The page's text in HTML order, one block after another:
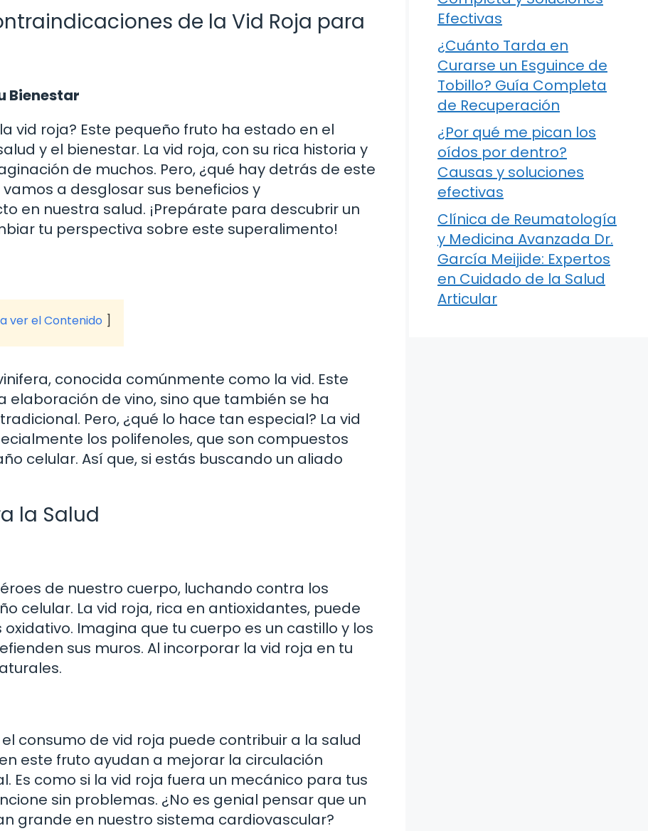
de la Vid Roja para
Bienestar
vid roja? Este pequeño fruto ha estado en el
y el bienestar. La vid roja, con su rica historia y
de muchos. Pero, ¿qué hay detrás de este
a desglosar sus beneficios y
en nuestra salud. ¡Prepárate para descubrir un
tu perspectiva sobre este superalimento!
ver el Contenido
conocida comúnmente como la vid. Este
elaboración de vino, sino que también se ha
Pero, ¿qué lo hace tan especial? La vid
los polifenoles, que son compuestos
celular. Así que, si estás buscando un aliado
la Salud
de nuestro cuerpo, luchando contra los
celular. La vid roja, rica en antioxidantes, puede
Imagina que tu cuerpo es un castillo y los
sus muros. Al incorporar la vid roja en tu
consumo de vid roja puede contribuir a la salud
este fruto ayudan a mejorar la circulación
Es como si la vid roja fuera un mecánico para tus
sin problemas. ¿No es genial pensar que un
grande en nuestro sistema cardiovascular?
Efectivas
¿Cuánto Tarda en
Curarse un Esguince de
Tobillo? Guía Completa
de Recuperación
¿Por qué me pican los
oídos por dentro?
Causas y soluciones
efectivas
Clínica de Reumatología
y Medicina Avanzada Dr.
García Meijide: Expertos
en Cuidado de la Salud
Articular